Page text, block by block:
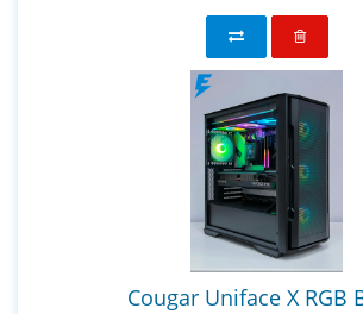
Cougar Uniface X RGB